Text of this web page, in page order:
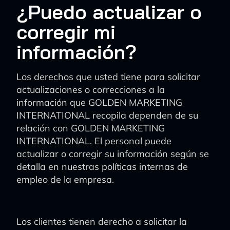
¿Puedo actualizar o
corregir mi
información?
Los derechos que usted tiene para solicitar
actualizaciones o correcciones a la
información que GOLDEN MARKETING
INTERNATIONAL recopila dependen de su
relación con GOLDEN MARKETING
INTERNATIONAL. El personal puede
actualizar o corregir su información según se
detalla en nuestras políticas internas de
empleo de la empresa.
Los clientes tienen derecho a solicitar la